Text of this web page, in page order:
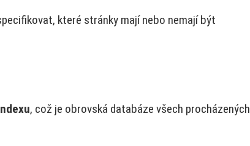
které stránky mají nebo nemají být
, což je obrovská databáze všech procházených